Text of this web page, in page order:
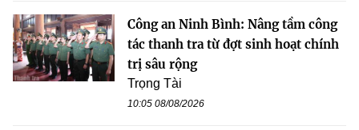
Công an Ninh Bình: Nâng tầm công
tác thanh tra từ đợt sinh hoạt chính
trị sâu rộng
Trọng Tài
10:05 08/08/2026